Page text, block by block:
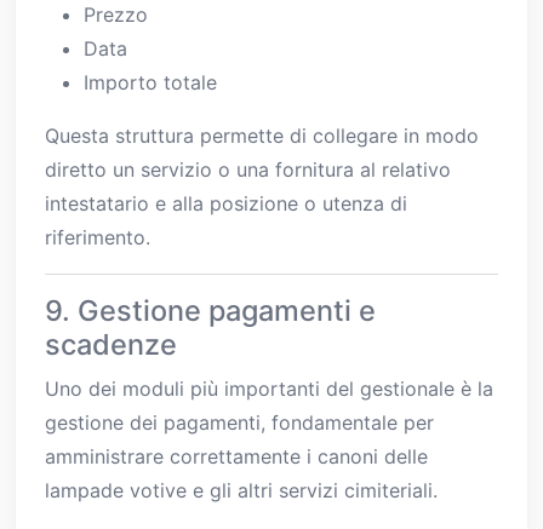
Prezzo
Data
Importo totale
Questa struttura permette di collegare in modo
diretto un servizio o una fornitura al relativo
intestatario e alla posizione o utenza di
riferimento.
9. Gestione pagamenti e
scadenze
Uno dei moduli più importanti del gestionale è la
gestione dei pagamenti, fondamentale per
amministrare correttamente i canoni delle
lampade votive e gli altri servizi cimiteriali.